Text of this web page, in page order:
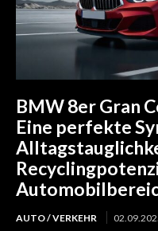
BMW 8er Gran
Eine perfekte
AUTO / VERKEHR